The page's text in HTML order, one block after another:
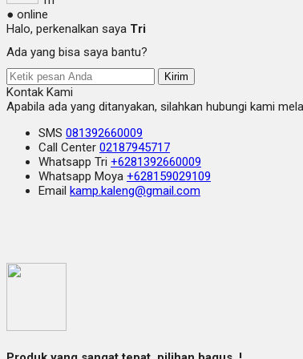
● online
Halo, perkenalkan saya Tri
Ada yang bisa saya bantu?
Kirim
Kontak Kami
Apabila ada yang ditanyakan, silahkan hubungi kami
SMS 081392660009
Call Center 02187945717
Whatsapp Tri +6281392660009
Whatsapp Moya +628159029109
Email kamp.kaleng@gmail.com